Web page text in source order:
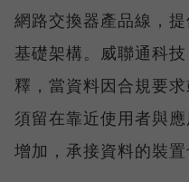
網路交換器產品線，
基礎架構。威聯通科
釋，當資料因合規要
須留在靠近使用者與
增加，承接資料的裝